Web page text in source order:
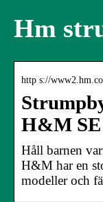
Hm
http s://
H&M SE
Håll barnen
H&M har en
modeller och